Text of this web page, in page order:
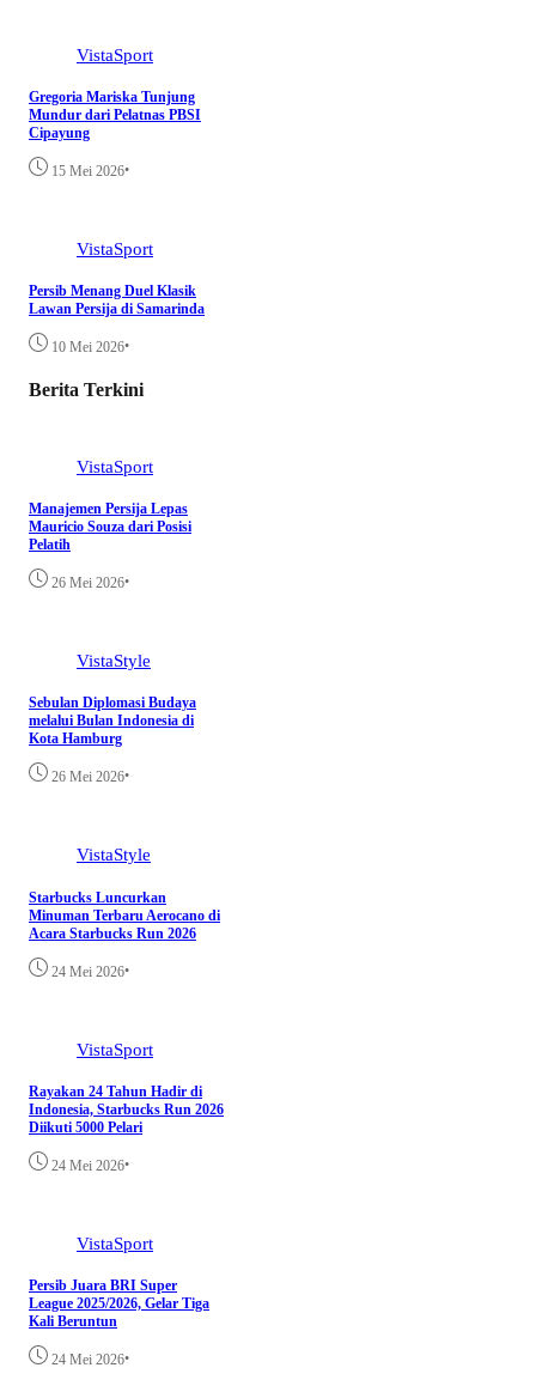
VistaSport
Gregoria Mariska Tunjung
Mundur dari Pelatnas PBSI
Cipayung
15 Mei 2026•
VistaSport
Persib Menang Duel Klasik
Lawan Persija di Samarinda
10 Mei 2026•
Berita Terkini
VistaSport
Manajemen Persija Lepas
Mauricio Souza dari Posisi
Pelatih
26 Mei 2026•
VistaStyle
Sebulan Diplomasi Budaya
melalui Bulan Indonesia di
Kota Hamburg
26 Mei 2026•
VistaStyle
Starbucks Luncurkan
Minuman Terbaru Aerocano di
Acara Starbucks Run 2026
24 Mei 2026•
VistaSport
Rayakan 24 Tahun Hadir di
Indonesia, Starbucks Run 2026
Diikuti 5000 Pelari
24 Mei 2026•
VistaSport
Persib Juara BRI Super
League 2025/2026, Gelar Tiga
Kali Beruntun
24 Mei 2026•